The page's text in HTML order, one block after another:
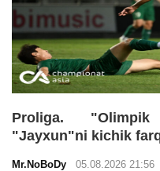
Proliga.
"Jayxun"ni kichik
Mr.NoBoDy 05.08.2026 21:56